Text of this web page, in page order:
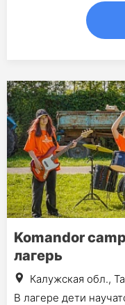
Komandor
лагерь
Калужская обл.,
В лагере дети